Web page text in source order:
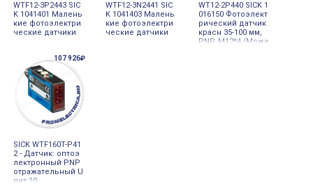
WTF12-3P2443 SIC
K 1041401 Малень
кие фотоэлектри
ческие датчики
WTF12-3N2441 SIC
K 1041403 Малень
кие фотоэлектри
ческие датчики
WT12-2P440 SICK 1
016150 Фотоэлект
рический датчик
красн 35-100 мм,
PNP, M12*4 (Може
107 926₽
SICK WTF160T-P41
2 - Датчик: оптоэ
лектронный PNP
отражательный U
пит:10